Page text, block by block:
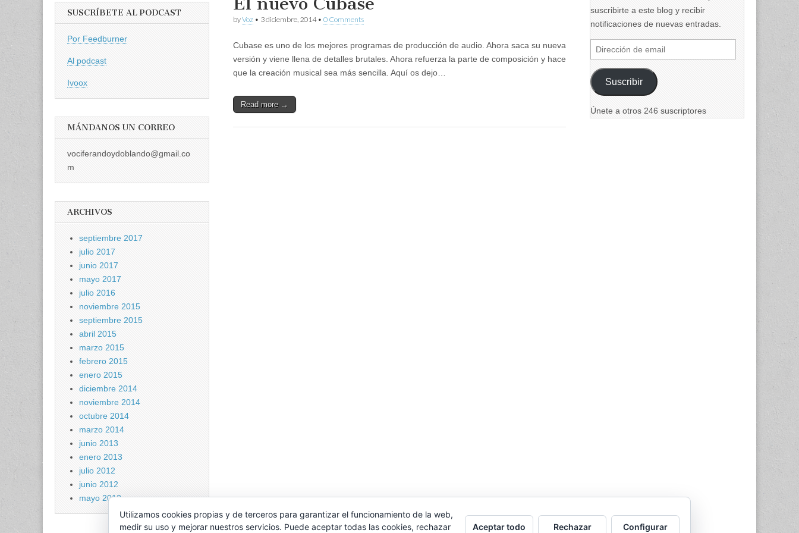
byVoz • 3 diciembre, 2014• 0 Comments
Cubase es uno de los mejores programas de producción de audio. Ahora saca su nueva
versión y viene llena de detalles brutales. Ahora refuerza la parte de composición y hace
que la creación musical sea más sencilla. Aquí os dejo…
Read more →
SUSCRÍBETE AL PODCAST
Por Feedburner
Al podcast
Ivoox
MÁNDANOS UN CORREO
vociferandoydoblando@gmail.co
m
ARCHIVOS
septiembre 2017
julio 2017
junio 2017
mayo 2017
julio 2016
noviembre 2015
septiembre 2015
abril 2015
marzo 2015
febrero 2015
enero 2015
diciembre 2014
noviembre 2014
octubre 2014
marzo 2014
junio 2013
enero 2013
julio 2012
junio 2012
mayo 2012
suscribirte a este blog y recibir
notificaciones de nuevas entradas.
Dirección
de
email
Suscribir
Únete a otros 246 suscriptores
Utilizamos cookies propias y de terceros para garantizar el funcionamiento de la web,
medir su uso y mejorar nuestros servicios. Puede aceptar todas las cookies, rechazar
Aceptar todo Rechazar Configurar